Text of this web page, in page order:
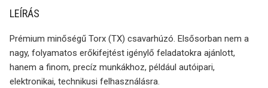
LEÍRÁS
Prémium minőségű Torx (TX) csavarhúzó. Elsősorban nem a
nagy, folyamatos erőkifejtést igénylő feladatokra ajánlott,
hanem a finom, precíz munkákhoz, például autóipari,
elektronikai, technikusi felhasználásra.